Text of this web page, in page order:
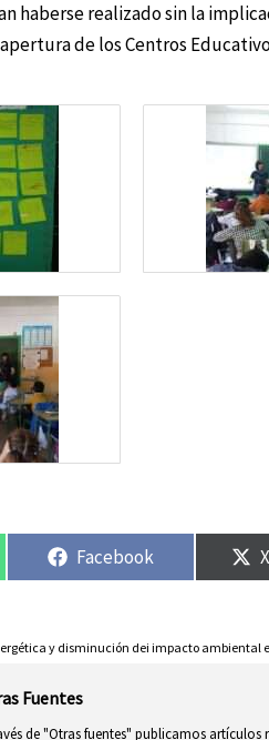
haberse realizado sin la
de los Centros
Facebook
Fuentes
de "Otras fuentes" publicamos